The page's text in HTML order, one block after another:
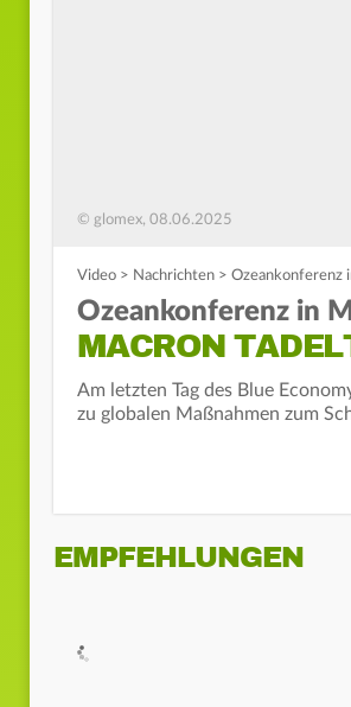
© glomex, 08.06.2025
Video > Nachrichten > Ozeankonferenz
Ozeankonferenz in
MACRON
Am letzten Tag des Blue
zu globalen Maßnahmen zum
EMPFEHLUNGEN